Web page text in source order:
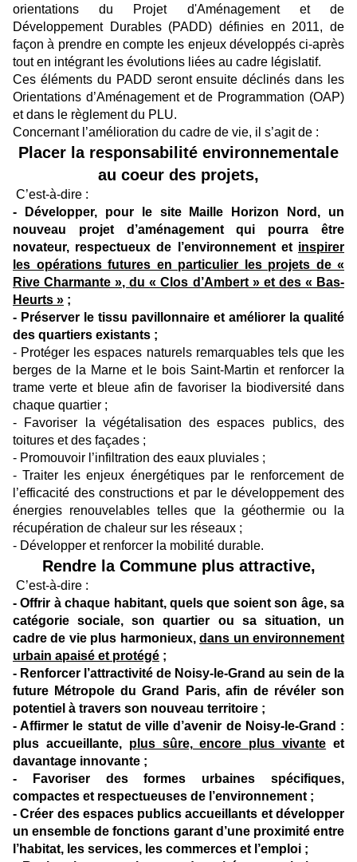
orientations du Projet d'Aménagement et de
Développement Durables (PADD) définies en 2011, de
façon à prendre en compte les enjeux développés ci-après
tout en intégrant les évolutions liées au cadre législatif.
Ces éléments du PADD seront ensuite déclinés dans les
Orientations d’Aménagement et de Programmation (OAP)
et dans le règlement du PLU.
Concernant l’amélioration du cadre de vie, il s’agit de :
Placer la responsabilité environnementale
au coeur des projets,
C’est-à-dire :
- Développer, pour le site Maille Horizon Nord, un
nouveau projet d’aménagement qui pourra être
novateur, respectueux de l’environnement et inspirer
les opérations futures en particulier les projets de «
Rive Charmante », du « Clos d’Ambert » et des « Bas-
Heurts » ;
- Préserver le tissu pavillonnaire et améliorer la qualité
des quartiers existants ;
- Protéger les espaces naturels remarquables tels que les
berges de la Marne et le bois Saint-Martin et renforcer la
trame verte et bleue afin de favoriser la biodiversité dans
chaque quartier ;
- Favoriser la végétalisation des espaces publics, des
toitures et des façades ;
- Promouvoir l’infiltration des eaux pluviales ;
- Traiter les enjeux énergétiques par le renforcement de
l’efficacité des constructions et par le développement des
énergies renouvelables telles que la géothermie ou la
récupération de chaleur sur les réseaux ;
- Développer et renforcer la mobilité durable.
Rendre la Commune plus attractive,
C’est-à-dire :
- Offrir à chaque habitant, quels que soient son âge, sa
catégorie sociale, son quartier ou sa situation, un
cadre de vie plus harmonieux,dans un environnement
urbain apaisé et protégé ;
- Renforcer l’attractivité de Noisy-le-Grand au sein de la
future Métropole du Grand Paris, afin de révéler son
potentiel à travers son nouveau territoire ;
- Affirmer le statut de ville d’avenir de Noisy-le-Grand :
plus accueillante, plus sûre, encore plus vivante et
davantage innovante ;
- Favoriser des formes urbaines spécifiques,
compactes et respectueuses de l’environnement ;
- Créer des espaces publics accueillants et développer
un ensemble de fonctions garant d’une proximité entre
l’habitat, les services, les commerces et l’emploi ;